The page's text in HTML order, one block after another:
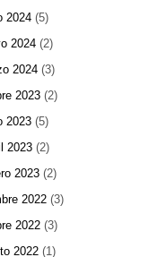
2024 (5)
2024(2)
2024(3)
2023 (2)
2023 (5)
2023(2)
2023(2)
2022(3)
2022 (3)
2022 (1)